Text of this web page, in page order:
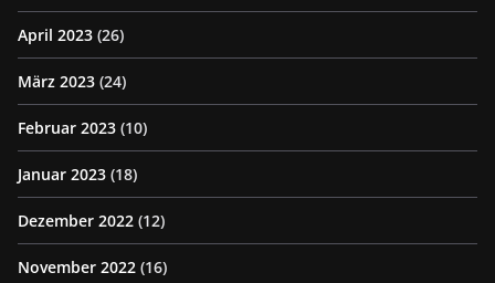
April 2023 (26)
März 2023 (24)
Februar 2023 (10)
Januar 2023 (18)
Dezember 2022 (12)
November 2022 (16)